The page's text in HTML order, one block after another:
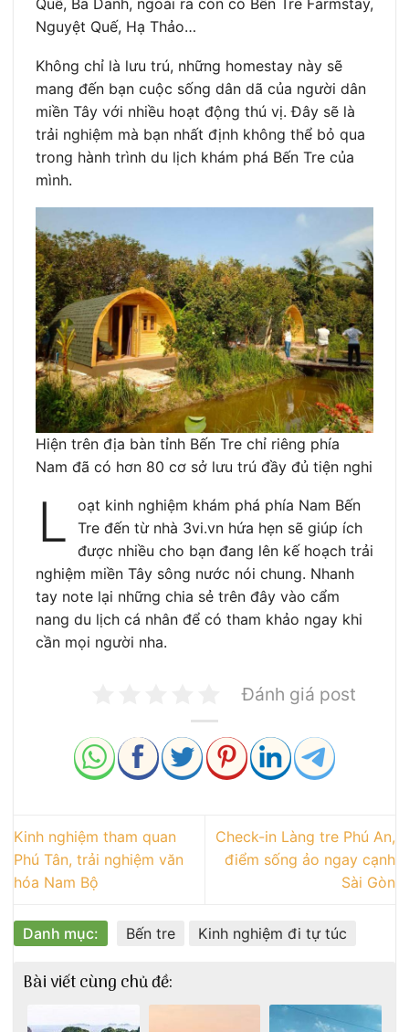
Quê, Ba Danh, ngoài ra còn có Bến Tre Farmstay,
Nguyệt Quế, Hạ Thảo…
Không chỉ là lưu trú, những homestay này sẽ
mang đến bạn cuộc sống dân dã của người dân
miền Tây với nhiều hoạt động thú vị. Đây sẽ là
trải nghiệm mà bạn nhất định không thể bỏ qua
trong hành trình du lịch khám phá Bến Tre của
mình.
Hiện trên địa bàn tỉnh Bến Tre chỉ riêng phía
Nam đã có hơn 80 cơ sở lưu trú đầy đủ tiện nghi
L
oạt kinh nghiệm khám phá phía Nam Bến
Tre đến từ nhà 3vi.vn hứa hẹn sẽ giúp ích
được nhiều cho bạn đang lên kế hoạch trải
nghiệm miền Tây sông nước nói chung. Nhanh
tay note lại những chia sẻ trên đây vào cẩm
nang du lịch cá nhân để có tham khảo ngay khi
cần mọi người nha.
Đánh giá post
Kinh nghiệm tham quan
Phú Tân, trải nghiệm văn
hóa Nam Bộ
Check-in Làng tre Phú An,
điểm sống ảo ngay cạnh
Sài Gòn
Danh mục: Bến tre Kinh nghiệm đi tự túc
Bài viết cùng chủ đề: